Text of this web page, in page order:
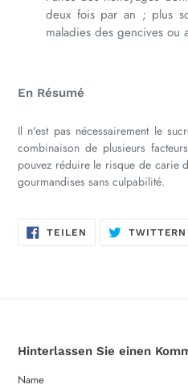
deux fois par an ; plus
maladies des gencives ou
En Résumé
Il n'est pas nécessairement le
combinaison de plusieurs
pouvez réduire le risque de carie
gourmandises sans culpabilité.
TEILEN
FACEBOOK
TWITTERN
Hinterlassen Sie einen
Name